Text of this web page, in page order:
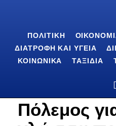
ΠΟΛΙΤΙΚΉ
ΔΙΑΤΡΟΦΉ ΚΑΙ ΥΓΕΊΑ
ΚΟΙΝΩΝΙΚΆ
ΤΑΞΊΔΙΑ
Πόλεμος